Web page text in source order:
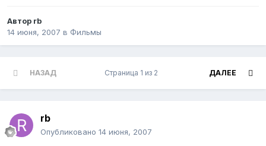
Автор rb
14 июня, 2007 в Фильмы
НАЗАД ДАЛЕЕ
Страница 1 из 2
rb
Опубликовано 14 июня, 2007